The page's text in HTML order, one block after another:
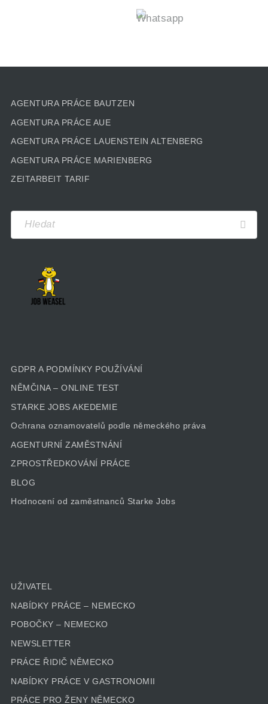
AGENTURA PRÁCE BAUTZEN
AGENTURA PRÁCE AUE
AGENTURA PRÁCE LAUENSTEIN ALTENBERG
AGENTURA PRÁCE MARIENBERG
ZEITARBEIT TARIF
GDPR A PODMÍNKY POUŽÍVÁNÍ
NĚMČINA – ONLINE TEST
STARKE JOBS AKEDEMIE
Ochrana oznamovatelů podle německého práva
AGENTURNÍ ZAMĚSTNÁNÍ
ZPROSTŘEDKOVÁNÍ PRÁCE
BLOG
Hodnocení od zaměstnanců Starke Jobs
UŽIVATEL
NABÍDKY PRÁCE – NEMECKO
POBOČKY – NEMECKO
NEWSLETTER
PRÁCE ŘIDIČ NĚMECKO
NABÍDKY PRÁCE V GASTRONOMII
PRÁCE PRO ŽENY NĚMECKO